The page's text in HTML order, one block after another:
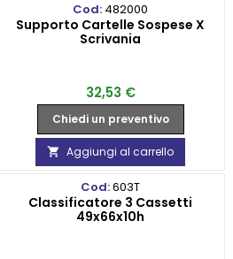
Cod: 482000
Supporto Cartelle Sospese X
Scrivania
Prezzo
32,53 €
Chiedi un preventivo
 Aggiungi al carrello
Cod:603T
Classificatore 3 Cassetti
49x66x10h